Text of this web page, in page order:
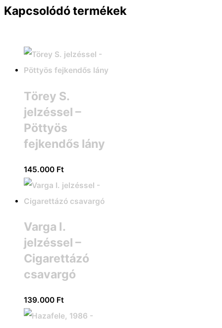
Kapcsolódó termékek
Törey S.
jelzéssel –
Pöttyös
fejkendős lány
145.000 Ft
Varga I.
jelzéssel –
Cigarettázó
csavargó
139.000 Ft